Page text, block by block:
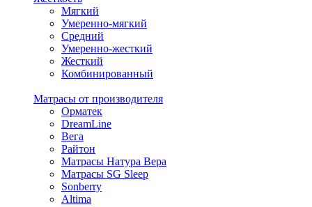
Мягкий
Умеренно-мягкий
Средний
Умеренно-жесткий
Жесткий
Комбинированный
Матрасы от производителя
Орматек
DreamLine
Вега
Райтон
Матрасы Натура Вера
Матрасы SG Sleep
Sonberry
Altima